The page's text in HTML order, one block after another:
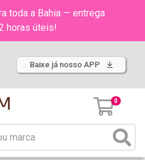
toda a Bahia — entrega
horas úteis!
Baixe já nosso APP
0